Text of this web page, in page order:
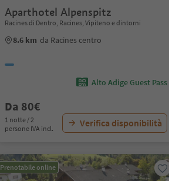
Aparthotel Alpenspitz
Racines di Dentro, Racines, Vipiteno e dintorni
8.6 km da Racines centro
Alto Adige Guest Pass
Da 80€
1 notte / 2
persone IVA incl.
Verifica disponibilità
Prenotabile online